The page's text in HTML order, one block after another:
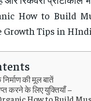
How to Build
Growth Tips in HIndi
की मूल बातें
करने के लिए युक्तियाँ –